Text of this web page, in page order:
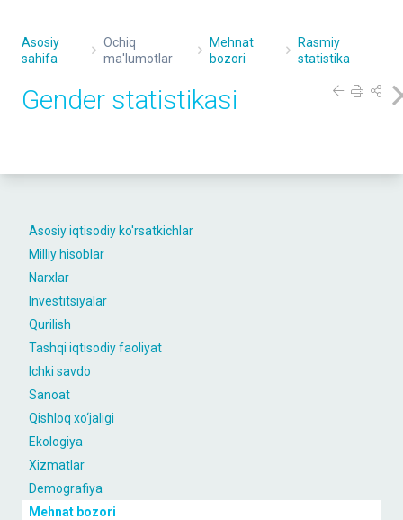
Asosiy iqtisodiy ko'rsatkichlar
Milliy hisoblar
Narxlar
Investitsiyalar
Qurilish
Tashqi iqtisodiy faoliyat
Ichki savdo
Sanoat
Qishloq xo‘jaligi
Ekologiya
Xizmatlar
Demografiya
Mehnat bozori
Asosiy
sahifa
Ochiq
ma'lumotlar
Mehnat
bozori
Rasmiy
statistika
Gender statistikasi